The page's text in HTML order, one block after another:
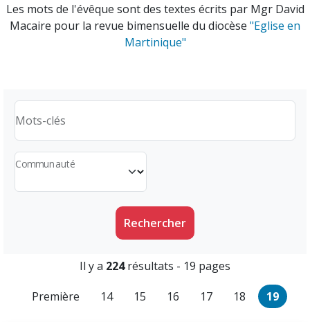
Les mots de l'évêque sont des textes écrits par Mgr David
Macaire pour la revue bimensuelle du diocèse "Eglise en
Martinique"
Mots-clés
Communauté
Rechercher
Il y a 224résultats - 19 pages
Première
14 15 16 17 18 19